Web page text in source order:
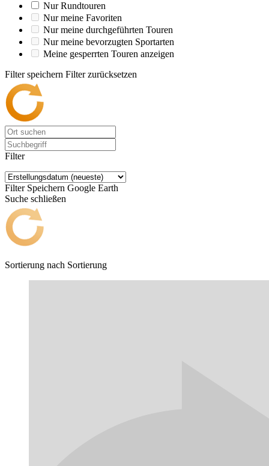
Nur Rundtouren
Nur meine Favoriten
Nur meine durchgeführten Touren
Nur meine bevorzugten Sportarten
Meine gesperrten Touren anzeigen
Filter speichern Filter zurücksetzen
Filter
Filter Speichern Google Earth
Suche schließen
Sortierung nach Sortierung